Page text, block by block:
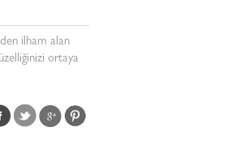
ilham alan
ortaya